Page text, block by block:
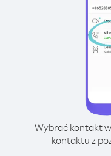
Wybrać kontakt
kontaktu z